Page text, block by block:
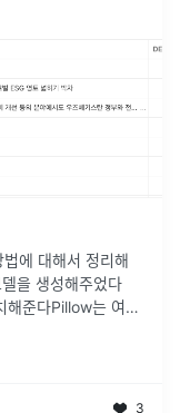
에 대해서 정리해
을 생성해주었다
해준다Pillow는 여러
3